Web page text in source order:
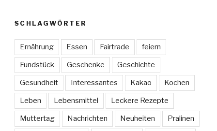
SCHLAGWÖRTER
Ernährung Essen Fairtrade feiern
Fundstück Geschenke Geschichte
Gesundheit Interessantes Kakao Kochen
Leben Lebensmittel Leckere Rezepte
Muttertag Nachrichten Neuheiten Pralinen